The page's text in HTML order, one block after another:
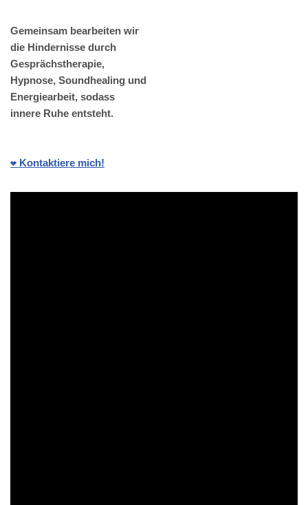
Gemeinsam bearbeiten wir
die Hindernisse durch
Gesprächstherapie,
Hypnose, Soundhealing und
Energiearbeit, sodass
innere Ruhe entsteht.
❤️ Kontaktiere mich!